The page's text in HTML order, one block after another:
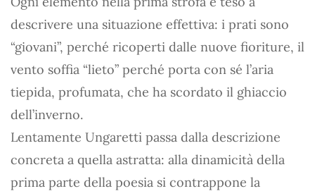
descrivere una situazione effettiva: i prati sono
“giovani”, perché ricoperti dalle nuove fioriture, il
vento soffia “lieto” perché porta con sé l’aria
tiepida, profumata, che ha scordato il ghiaccio
dell’inverno.
Lentamente Ungaretti passa dalla descrizione
concreta a quella astratta: alla dinamicità della
prima parte della poesia si contrappone la